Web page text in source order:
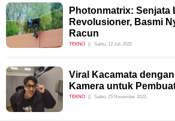
Photonmatrix: Senjata
Revolusioner, Basmi
Racun
TEKNO Sabtu, 12 Juli 2025
Viral Kacamata
Kamera untuk
TEKNO Sabtu, 25 November 2023